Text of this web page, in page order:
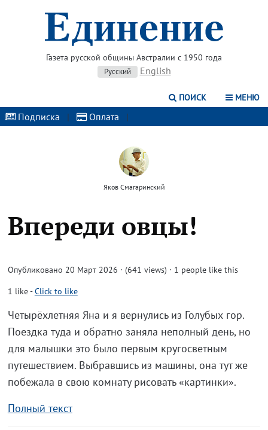
Газета русской общины Австралии с 1950 года
Русский English
ПОИСК МЕНЮ
Подписка | Оплата |
Яков Смагаринский
Впереди овцы!
Опубликовано 20 Март 2026 · (641 views) · 1 people like this
1 like-Click to like
Четырёхлетняя Яна и я вернулись из Голубых гор.
Поездка туда и обратно заняла неполный день, но
для малышки это было первым кругосветным
путешествием. Выбравшись из машины, она тут же
побежала в свою комнату рисовать «картинки».
Полный текст